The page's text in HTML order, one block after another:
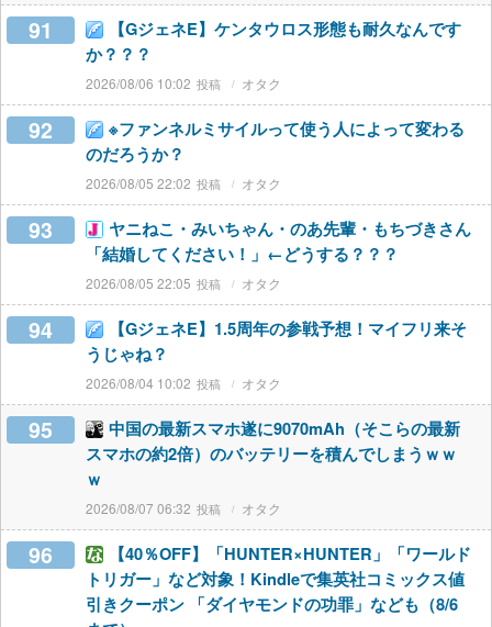
91
【GジェネE】ケンタウロス形態も耐久なんです
か？？？
2026/08/06 10:02 オタク
92
※ファンネルミサイルって使う人によって変わる
のだろうか？
2026/08/05 22:02 オタク
93
ヤニねこ・みいちゃん・のあ先輩・もちづきさん
「結婚してください！」←どうする？？？
2026/08/05 22:05 オタク
94
【GジェネE】1.5周年の参戦予想！マイフリ来そ
うじゃね？
2026/08/04 10:02 オタク
95
中国の最新スマホ遂に9070mAh（そこらの最新
スマホの約2倍）のバッテリーを積んでしまうｗｗ
ｗ
2026/08/07 06:32 オタク
96
【40％OFF】「HUNTER×HUNTER」「ワールド
トリガー」など対象！Kindleで集英社コミックス値
引きクーポン 「ダイヤモンドの功罪」なども（8/6